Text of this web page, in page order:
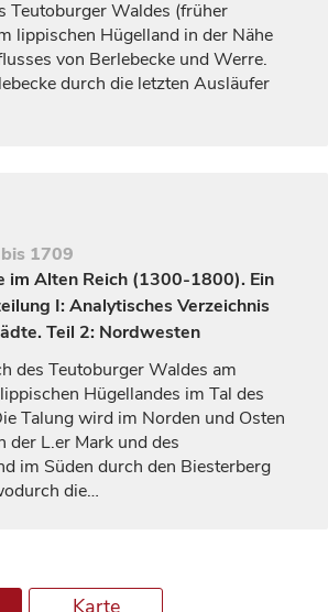
Teutoburger Waldes (früher
lippischen Hügelland in der Nähe
von Berlebecke und Werre.
durch die letzten Ausläufer
bis 1709
im Alten Reich (1300-1800). Ein
I: Analytisches Verzeichnis
Teil 2: Nordwesten
des Teutoburger Waldes am
Hügellandes im Tal des
Talung wird im Norden und Osten
der L.er Mark und des
im Süden durch den Biesterberg
die…
Karte